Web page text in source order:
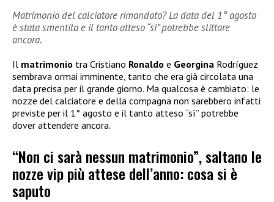
Matrimonio del calciatore rimandato? La data del 1° agosto
è stata smentita e il tanto atteso “sì” potrebbe slittare
ancora.
Il matrimonio tra Cristiano Ronaldo e Georgina Rodríguez
sembrava ormai imminente, tanto che era già circolata una
data precisa per il grande giorno. Ma qualcosa è cambiato: le
nozze del calciatore e della compagna non sarebbero infatti
previste per il 1° agosto e il tanto atteso “sì” potrebbe
dover attendere ancora.
“Non ci sarà nessun matrimonio”, saltano le
nozze vip più attese dell’anno: cosa si è
saputo